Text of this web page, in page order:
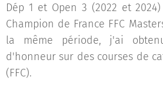
Dép 1 et Open 3 (2022 et
Champion de France FFC
la même période, j'ai
d'honneur sur des courses de
(FFC).